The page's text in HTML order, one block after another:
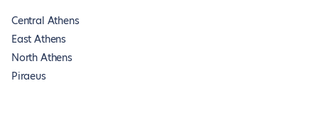
Central Athens
East Athens
North Athens
Piraeus